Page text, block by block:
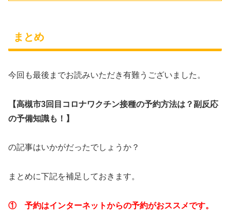
まとめ
今回も最後までお読みいただき有難うございました。
【高槻市3回目コロナワクチン接種の予約方法は？副反応
の予備知識も！】
の記事はいかがだったでしょうか？
まとめに下記を補足しておきます。
① 予約はインターネットからの予約がおススメです。